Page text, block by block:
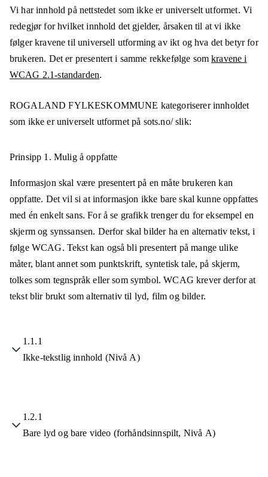
Vi har innhold på nettstedet som ikke er universelt utformet. Vi
redegjør for hvilket innhold det gjelder, årsaken til at vi ikke
følger kravene til universell utforming av ikt og hva det betyr for
brukeren. Det er presentert i samme rekkefølge somkravene i
WCAG 2.1-standarden.
ROGALAND FYLKESKOMMUNE kategoriserer innholdet
som ikke er universelt utformet på sots.no/slik:
Prinsipp 1. Mulig å oppfatte
Informasjon skal være presentert på en måte brukeren kan
oppfatte. Det vil si at informasjon ikke bare skal kunne oppfattes
med én enkelt sans. For å se grafikk trenger du for eksempel en
skjerm og synssansen. Derfor skal bilder ha en alternativ tekst, i
følge WCAG. Tekst kan også bli presentert på mange ulike
måter, blant annet som punktskrift, syntetisk tale, på skjerm,
tolkes som tegnspråk eller som symbol. WCAG krever derfor at
tekst blir brukt som alternativ til lyd, film og bilder.
1.1.1
Ikke-tekstlig innhold (Nivå A)
1.2.1
Bare lyd og bare video (forhåndsinnspilt, Nivå A)